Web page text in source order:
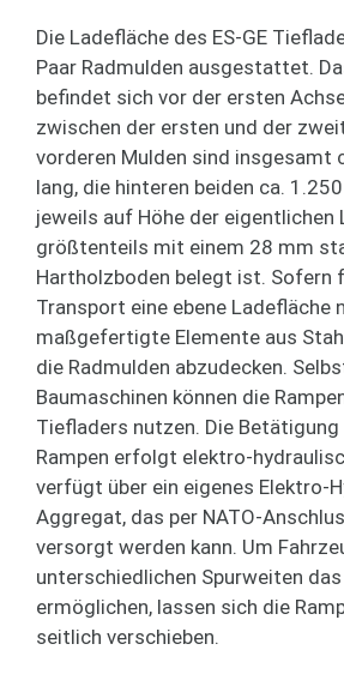
Die Ladefläche des ES-GE
Paar Radmulden ausgestattet.
befindet sich vor der ersten
zwischen der ersten und der
vorderen Mulden sind insgesamt
lang, die hinteren beiden ca.
jeweils auf Höhe der eigentlichen
größtenteils mit einem 28 mm
Hartholzboden belegt ist. Sofern
Transport eine ebene Ladefläche
maßgefertigte Elemente aus
die Radmulden abzudecken.
Baumaschinen können die
Tiefladers nutzen. Die
Rampen erfolgt elektro-
verfügt über ein eigenes Elektro-
Aggregat, das per NATO-
versorgt werden kann. Um
unterschiedlichen Spurweiten
ermöglichen, lassen sich die
seitlich verschieben.